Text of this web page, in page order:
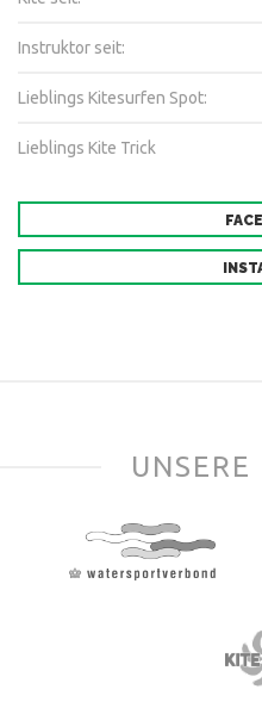
Instruktor seit:
Lieblings Kitesurfen Spot:
Lieblings Kite Trick
UNSERE